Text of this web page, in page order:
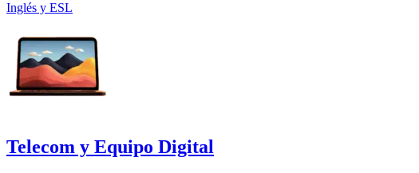
Inglés y ESL
Telecom y Equipo Digital